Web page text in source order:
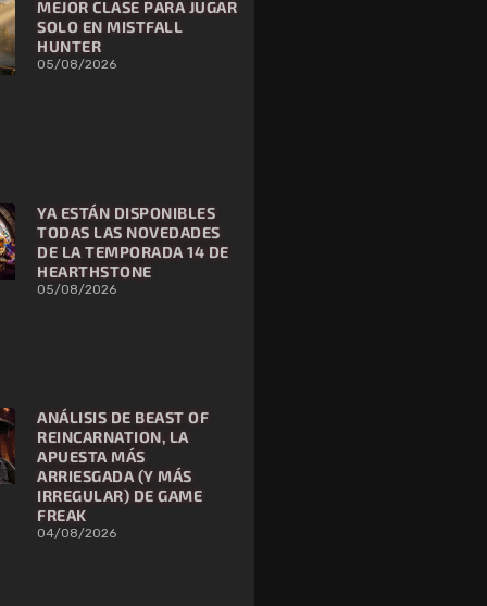
MEJOR CLASE PARA JUGAR
SOLO EN MISTFALL
HUNTER
05/08/2026
YA ESTÁN DISPONIBLES
TODAS LAS NOVEDADES
DE LA TEMPORADA 14 DE
HEARTHSTONE
05/08/2026
ANÁLISIS DE BEAST OF
REINCARNATION, LA
APUESTA MÁS
ARRIESGADA (Y MÁS
IRREGULAR) DE GAME
FREAK
04/08/2026